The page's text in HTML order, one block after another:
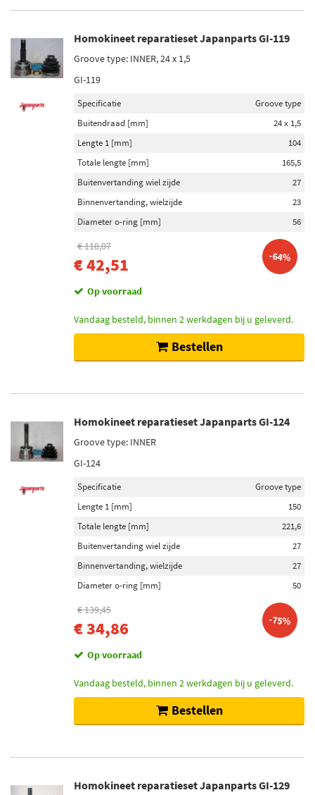
Homokineet reparatieset Japanparts GI-119
Groove type: INNER, 24 x 1,5
GI-119
Specificatie
Groove type
Buitendraad [mm]
24 x 1,5
Lengte 1 [mm]
104
Totale lengte [mm]
165,5
Buitenvertanding wiel zijde
27
Binnenvertanding, wielzijde
23
Diameter o-ring [mm]
56
€ 118,07
€ 42,51 -64%
Op voorraad
Vandaag besteld, binnen 2 werkdagen bij u geleverd.
Bestellen
Homokineet reparatieset Japanparts GI-124
Groove type: INNER
GI-124
Specificatie
Groove type
Lengte 1 [mm]
150
Totale lengte [mm]
221,6
Buitenvertanding wiel zijde
27
Binnenvertanding, wielzijde
27
Diameter o-ring [mm]
50
€ 139,45
€ 34,86 -75%
Op voorraad
Vandaag besteld, binnen 2 werkdagen bij u geleverd.
Bestellen
Homokineet reparatieset Japanparts GI-129